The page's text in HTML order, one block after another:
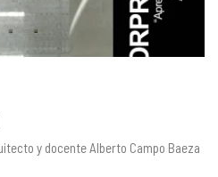
y docente Alberto Campo Baeza